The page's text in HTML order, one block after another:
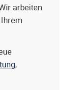
arbeiten
,